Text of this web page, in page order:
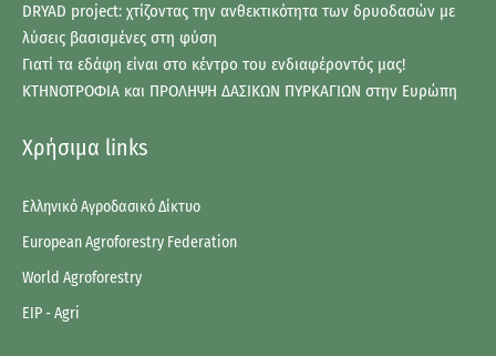
DRYAD project: χτίζοντας την ανθεκτικότητα των δρυοδασών με
λύσεις βασισμένες στη φύση
Γιατί τα εδάφη είναι στο κέντρο του ενδιαφέροντός μας!
ΚΤΗΝΟΤΡΟΦΙΑ και ΠΡΟΛΗΨΗ ΔΑΣΙΚΩΝ ΠΥΡΚΑΓΙΩΝ στην Ευρώπη
Χρήσιμα links
Ελληνικό Αγροδασικό Δίκτυο
European Agroforestry Federation
World Agroforestry
EIP - Agri